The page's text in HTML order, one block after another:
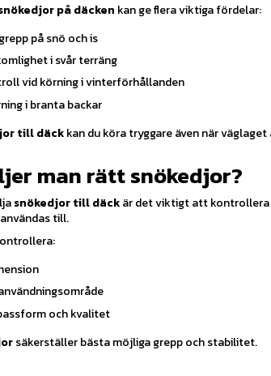
på däcken kan ge flera viktiga fördelar:
på snö och is
i svår terräng
vid körning i vinterförhållanden
i branta backar
till däckkan du köra tryggare även när väglaget
man rätt snökedjor?
snökedjor till däckär det viktigt att kontrollera
till.
och kvalitet
säkerställer bästa möjliga grepp och stabilitet.